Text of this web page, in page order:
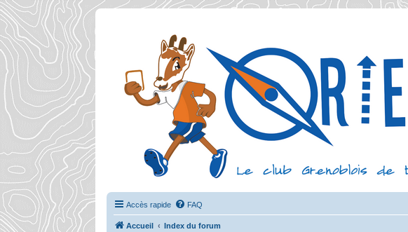
Accès rapide FAQ
Accueil Index du forum